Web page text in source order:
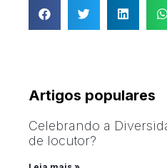
Artigos populares
Celebrando a
de locutor?